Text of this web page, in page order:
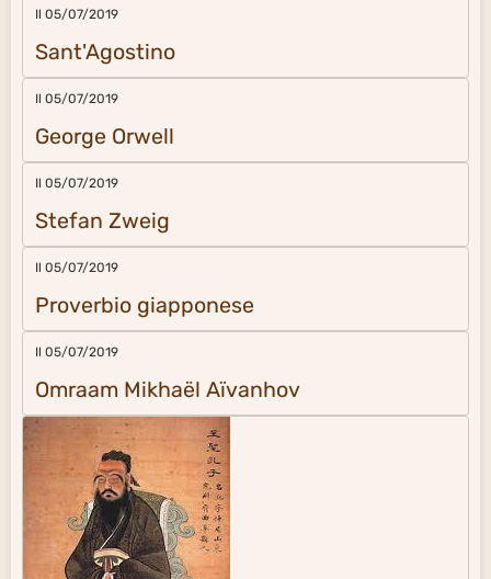
Il 05/07/2019
Sant'Agostino
Il 05/07/2019
George Orwell
Il 05/07/2019
Stefan Zweig
Il 05/07/2019
Proverbio giapponese
Il 05/07/2019
Omraam Mikhaël Aïvanhov